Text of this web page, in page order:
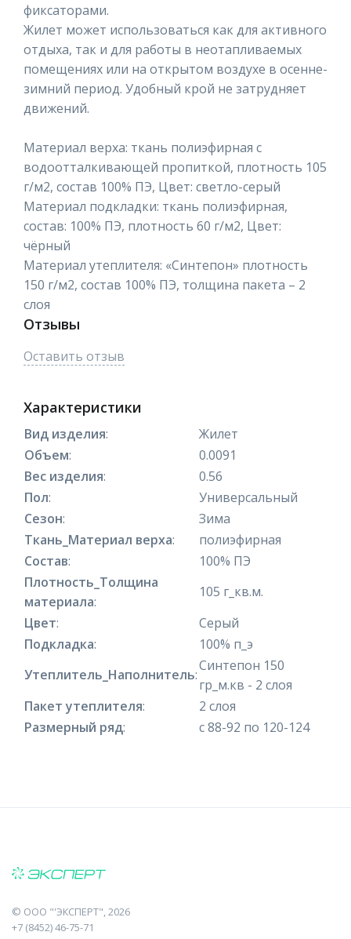
фиксаторами.
Жилет может использоваться как для активного
отдыха, так и для работы в неотапливаемых
помещениях или на открытом воздухе в осенне-
зимний период. Удобный крой не затрудняет
движений.
Материал верха: ткань полиэфирная с
водоотталкивающей пропиткой, плотность 105
г/м2, состав 100% ПЭ, Цвет: светло-серый
Материал подкладки: ткань полиэфирная,
состав: 100% ПЭ, плотность 60 г/м2, Цвет:
чёрный
Материал утеплителя: «Синтепон» плотность
150 г/м2, состав 100% ПЭ, толщина пакета – 2
слоя
Отзывы
Оставить отзыв
Характеристики
Вид изделия:
Жилет
Объем:
0.0091
Вес изделия:
0.56
Пол:
Универсальный
Сезон:
Зима
Ткань_Материал верха:
полиэфирная
Состав:
100% ПЭ
Плотность_Толщина
материала:
105 г_кв.м.
Цвет:
Серый
Подкладка:
100% п_э
Утеплитель_Наполнитель:
Синтепон 150
гр_м.кв - 2 слоя
Пакет утеплителя:
2 слоя
Размерный ряд: с 88-92 по 120-124
© ООО "'ЭКСПЕРТ", 2026
+7 (8452) 46-75-71